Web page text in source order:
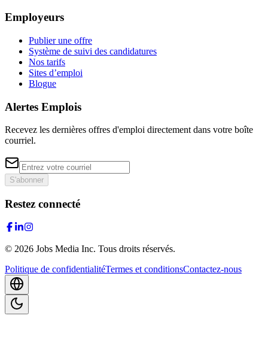
Employeurs
Publier une offre
Système de suivi des candidatures
Nos tarifs
Sites d’emploi
Blogue
Alertes Emplois
Recevez les dernières offres d'emploi directement dans votre boîte
courriel.
S'abonner
Restez connecté
© 2026 Jobs Media Inc. Tous droits réservés.
Politique de confidentialitéTermes et conditionsContactez-nous